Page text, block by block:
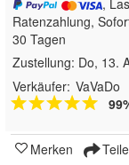
,
Ratenzahlung,
30 Tagen
Zustellung: Do, 13.
Verkäufer: VaVaDo
Merken